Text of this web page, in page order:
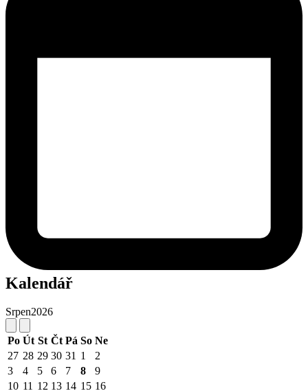
Kalendář
Srpen2026
Po Út St Čt Pá So Ne
27 28 29 30 31 1
2
3
4 5 6 7 8
9
10 11 12 13 14 15 16